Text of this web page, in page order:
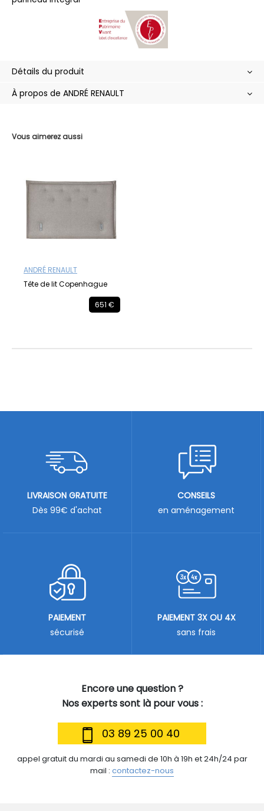
Vous aimerez aussi
ANDRÉ RENAULT
Tête de lit Copenhague
651 €
Détails du produit
À propos de ANDRÉ RENAULT
Encore une question ?
Nos experts sont là pour vous :
03 89 25 00 40
appel gratuit du mardi au samedi de 10h à 19h et 24h/24 par
mail : contactez-nous
LIVRAISON GRATUITE
Dès 99€ d'achat
CONSEILS
en aménagement
PAIEMENT
sécurisé
PAIEMENT 3X OU 4X
sans frais